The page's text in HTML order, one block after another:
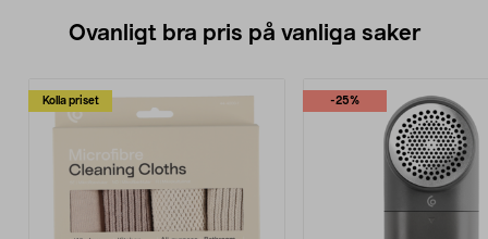
Ovanligt bra pris på vanliga saker
Kolla priset -25%